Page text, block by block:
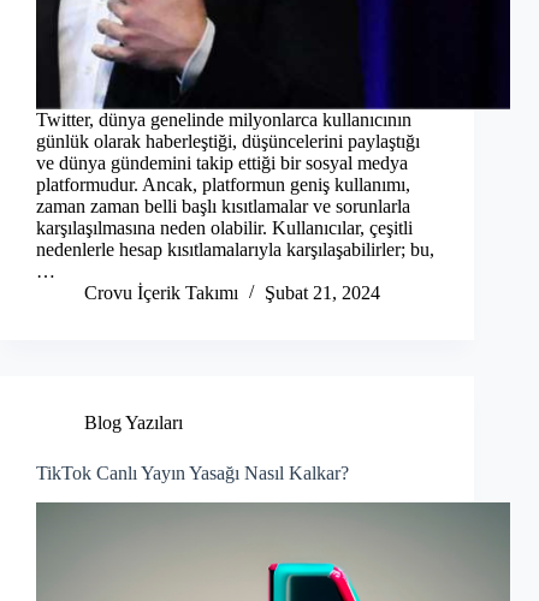
Twitter, dünya genelinde milyonlarca kullanıcının
günlük olarak haberleştiği, düşüncelerini paylaştığı
ve dünya gündemini takip ettiği bir sosyal medya
platformudur. Ancak, platformun geniş kullanımı,
zaman zaman belli başlı kısıtlamalar ve sorunlarla
karşılaşılmasına neden olabilir. Kullanıcılar, çeşitli
nedenlerle hesap kısıtlamalarıyla karşılaşabilirler; bu,
…
Crovu İçerik Takımı
Şubat 21, 2024
Blog Yazıları
TikTok Canlı Yayın Yasağı Nasıl Kalkar?